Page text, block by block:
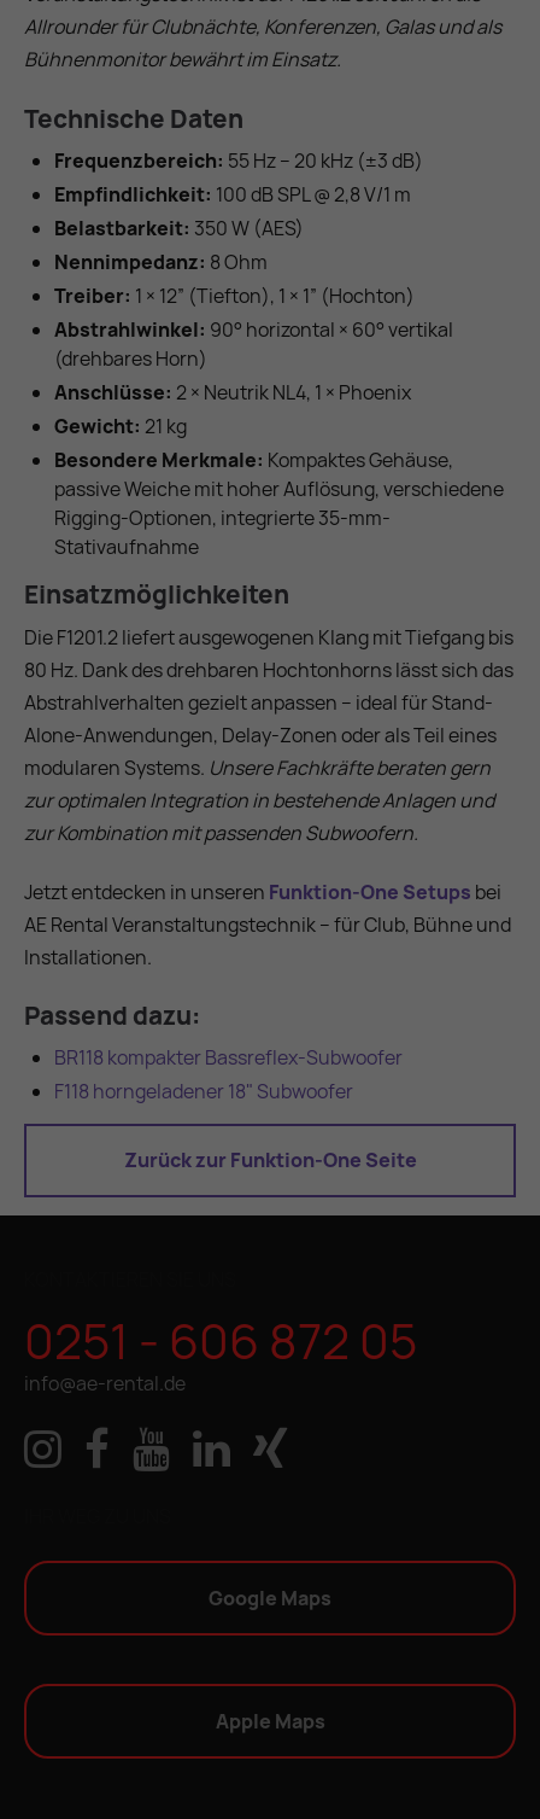
Allrounder für Clubnächte, Konferenzen, Galas und als
Bühnenmonitor bewährt im Einsatz.
Technische Daten
Frequenzbereich: 55 Hz – 20 kHz (±3 dB)
Empfindlichkeit: 100 dB SPL @ 2,8 V/1 m
Belastbarkeit: 350 W (AES)
Nennimpedanz: 8 Ohm
Treiber: 1 × 12″ (Tiefton), 1 × 1″ (Hochton)
Abstrahlwinkel: 90° horizontal × 60° vertikal
(drehbares Horn)
Anschlüsse: 2 × Neutrik NL4, 1 × Phoenix
Gewicht: 21 kg
Besondere Merkmale: Kompaktes Gehäuse,
passive Weiche mit hoher Auflösung, verschiedene
Rigging-Optionen, integrierte 35-mm-
Stativaufnahme
Einsatzmöglichkeiten
Die F1201.2 liefert ausgewogenen Klang mit Tiefgang bis
80 Hz. Dank des drehbaren Hochtonhorns lässt sich das
Abstrahlverhalten gezielt anpassen – ideal für Stand-
Alone-Anwendungen, Delay-Zonen oder als Teil eines
modularen Systems. Unsere Fachkräfte beraten gern
zur optimalen Integration in bestehende Anlagen und
zur Kombination mit passenden Subwoofern.
Jetzt entdecken in unseren Funktion-One Setups bei
AE Rental Veranstaltungstechnik – für Club, Bühne und
Installationen.
Passend dazu:
BR118 kompakter Bassreflex-Subwoofer
F118 horngeladener 18" Subwoofer
Zurück zur Funktion-One Seite
0251 - 606 872 05
info@ae-rental.de
Google Maps
Apple Maps